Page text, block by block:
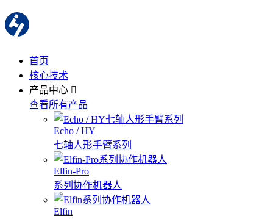
首页
核心技术
产品中心
查看所有产品
Echo / HY
七轴人形手臂系列
Elfin-Pro
系列协作机器人
Elfin